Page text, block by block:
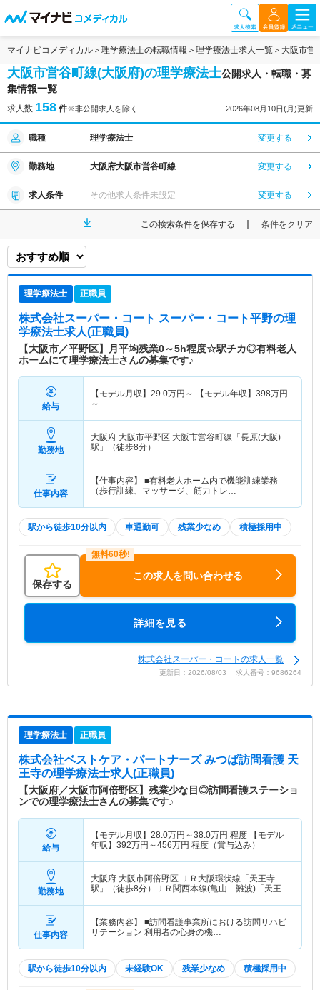
マイナビコメディカル 理学療法士の転職情報 理学療法士求人一覧 大阪市営
大阪市営谷町線(大阪府)の理学療法士公開求人・転職・募
集情報一覧
求人数 158 件※非公開求人を除く 2026年08月10日(月)更新
職種 理学療法士 変更する
勤務地 大阪府大阪市営谷町線 変更する
求人条件 その他求人条件未設定 変更する
この検索条件を保存する 条件をクリア
理学療法士 正職員
株式会社スーパー・コート スーパー・コート平野の理
学療法士求人(正職員)
【大阪市／平野区】月平均残業0～5h程度☆駅チカ◎有料老人
ホームにて理学療法士さんの募集です♪
給与
【モデル月収】 29.0万円～ 【モデル年収】 398万円
～
勤務地
大阪府 大阪市平野区 大阪市営谷町線「長原(大阪)
駅」（徒歩8分）
仕事内容
【仕事内容】 ■有料老人ホーム内で機能訓練業務
（歩行訓練、マッサージ、筋力トレ…
駅から徒歩10分以内 車通勤可 残業少なめ 積極採用中
保存する
この求人を問い合わせる
詳細を見る
株式会社スーパー・コートの求人一覧
更新日：2026/08/03 求人番号：9686264
理学療法士 正職員
株式会社ベストケア・パートナーズ みつば訪問看護 天
王寺の理学療法士求人(正職員)
【大阪府／大阪市阿倍野区】残業少な目◎訪問看護ステーショ
ンでの理学療法士さんの募集です♪
給与
【モデル月収】 28.0万円～38.0万円 程度 【モデル
年収】 392万円～456万円 程度（賞与込み）
勤務地
大阪府 大阪市阿倍野区
ＪＲ大阪環状線「天王寺
駅」（徒歩8分）ＪＲ関西本線(亀山－難波)「天王寺
仕事内容
【業務内容】 ■訪問看護事業所における訪問リハビ
リテーション 利用者の心身の機…
駅から徒歩10分以内 未経験OK 残業少なめ 積極採用中